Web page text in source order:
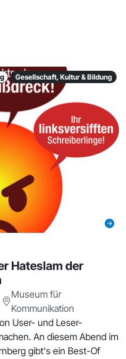
Gesellschaft, Kultur & Bildung
Hateslam der
Museum für
Kommunikation
User- und Leser-
An diesem Abend im
gibt's ein Best-Of